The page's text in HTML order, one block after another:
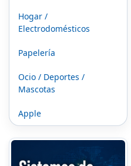
Hogar /
Electrodomésticos
Papelería
Ocio / Deportes /
Mascotas
Apple